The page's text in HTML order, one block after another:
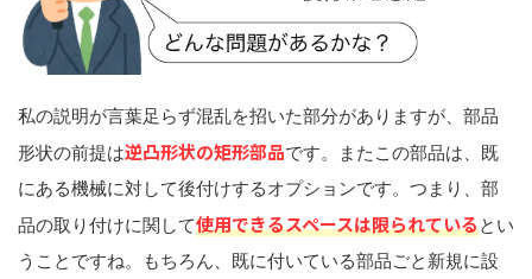
私の説明が言葉足らず混乱を招いた部分がありますが、部品
形状の前提は逆凸形状の矩形部品です。またこの部品は、既
にある機械に対して後付けするオプションです。つまり、部
品の取り付けに関して使用できるスペースは限られているとい
うことですね。もちろん、既に付いている部品ごと新規に設